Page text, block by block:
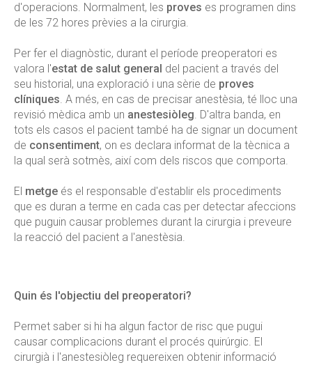
d'operacions. Normalment, les proves es programen dins
de les 72 hores prèvies a la cirurgia.
Per fer el diagnòstic, durant el període preoperatori es
valora l'estat de salut general del pacient a través del
seu historial, una exploració i una sèrie de proves
clíniques. A més, en cas de precisar anestèsia, té lloc una
revisió mèdica amb un anestesiòleg. D'altra banda, en
tots els casos el pacient també ha de signar un document
de consentiment, on es declara informat de la tècnica a
la qual serà sotmès, així com dels riscos que comporta.
El metge és el responsable d'establir els procediments
que es duran a terme en cada cas per detectar afeccions
que puguin causar problemes durant la cirurgia i preveure
la reacció del pacient a l'anestèsia.
Quin és l'objectiu del preoperatori?
Permet saber si hi ha algun factor de risc que pugui
causar complicacions durant el procés quirúrgic. El
cirurgià i l'anestesiòleg requereixen obtenir informació